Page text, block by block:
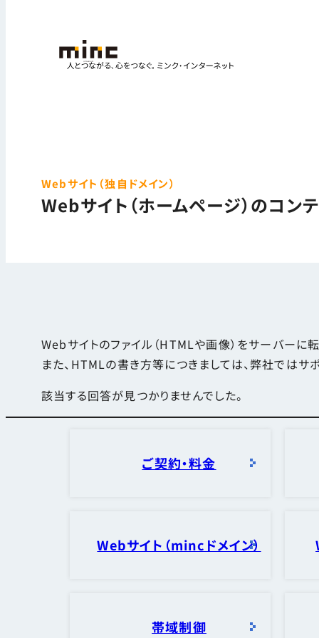
Webサイト（独自ドメイン）
Webサイト（ホームページ）のコン
Webサイトのファイル（HTMLや画像）をサーバーに
また、HTMLの書き方等につきましては、弊社ではサ
該当する回答が見つかりませんでした。
ご契約・料金
Webサイト（mincドメイン）
帯域制御